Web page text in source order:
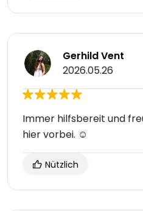
Gerhild Vent
2026.05.26
Immer hilfsbereit und
hier vorbei. ☺️
Nützlich